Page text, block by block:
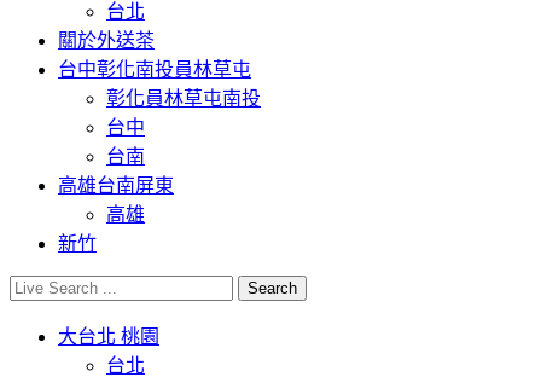
台北
關於外送茶
台中彰化南投員林草屯
彰化員林草屯南投
台中
台南
高雄台南屏東
高雄
新竹
大台北 桃園
台北